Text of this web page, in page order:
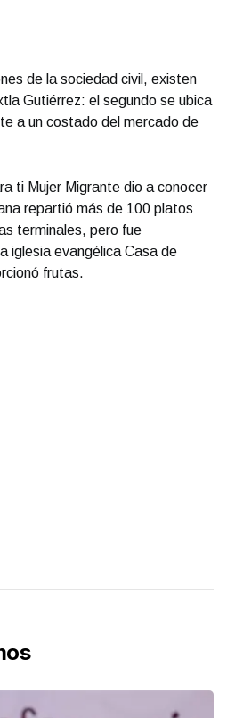
de la sociedad civil, existen
Gutiérrez: el segundo se ubica
a un costado del mercado de
ti Mujer Migrante dio a conocer
repartió más de 100 platos
terminales, pero fue
iglesia evangélica Casa de
frutas.